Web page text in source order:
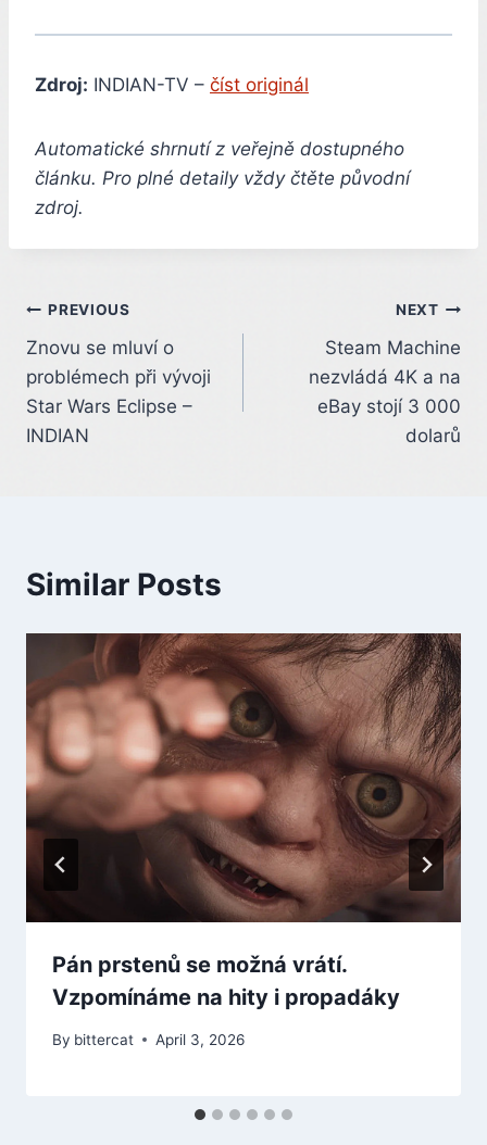
Zdroj: INDIAN-TV – číst originál
Automatické shrnutí z veřejně dostupného
článku. Pro plné detaily vždy čtěte původní
zdroj.
Post
navigation
PREVIOUS
Znovu se mluví o
problémech při vývoji
Star Wars Eclipse –
INDIAN
NEXT
Steam Machine
nezvládá 4K a na
eBay stojí 3 000
dolarů
Similar Posts
Pán prstenů se možná vrátí.
Vzpomínáme na hity i propadáky
By bittercat April 3, 2026